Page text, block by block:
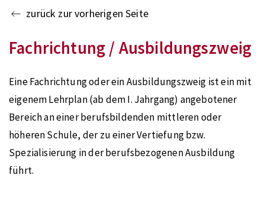
zurück zur vorherigen Seite
Fachrichtung / Ausbildungszweig
Eine Fachrichtung oder ein Ausbildungszweig ist ein mit
eigenem Lehrplan (ab dem I. Jahrgang) angebotener
Bereich an einer berufsbildenden mittleren oder
höheren Schule, der zu einer Vertiefung bzw.
Spezialisierung in der berufsbezogenen Ausbildung
führt.